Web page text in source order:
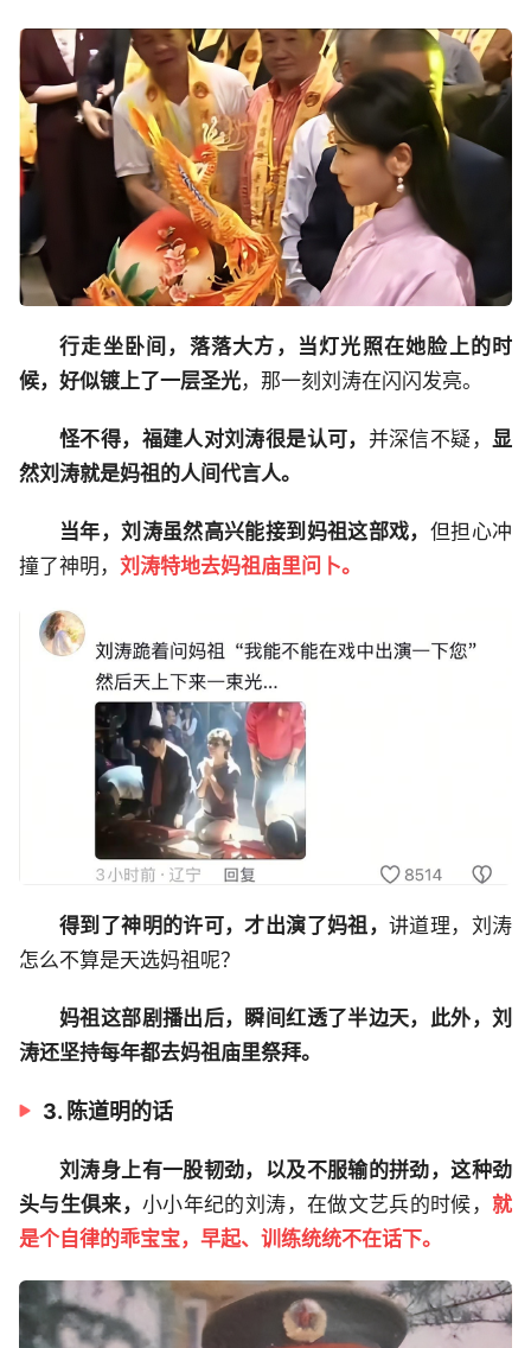
行走坐卧间，落落大方，当灯光照在她脸上的时
候，好似镀上了一层圣光，那一刻刘涛在闪闪发亮。
怪不得，福建人对刘涛很是认可， 并深信不疑，显
然刘涛就是妈祖的人间代言人。
当年，刘涛虽然高兴能接到妈祖这部戏， 但担心冲
撞了神明， 刘涛特地去妈祖庙里问卜。
得到了神明的许可，才出演了妈祖，讲道理，刘涛
怎么不算是天选妈祖呢？
妈祖这部剧播出后，瞬间红透了半边天，此外，刘
涛还坚持每年都去妈祖庙里祭拜。
3. 陈道明的话
刘涛身上有一股韧劲，以及不服输的拼劲，这种劲
头与生俱来，小小年纪的刘涛，在做文艺兵的时候， 就
是个自律的乖宝宝，早起、训练统统不在话下。